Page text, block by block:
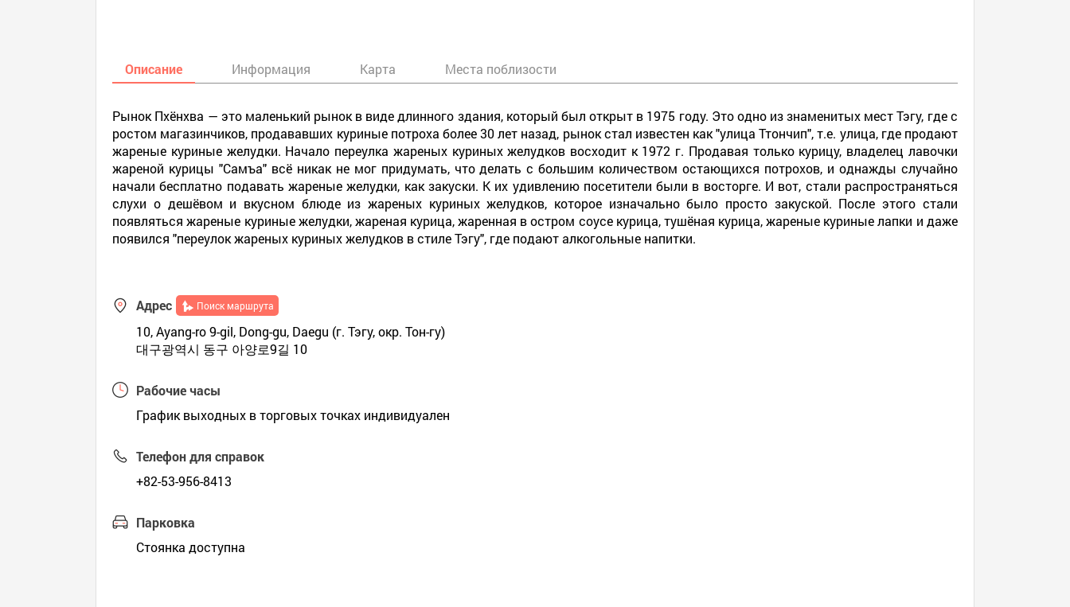
Описание Информация Карта Места поблизости
Рынок Пхёнхва — это маленький рынок в виде длинного здания, который был открыт в 1975 году. Это одно из знаменитых мест Тэгу, где с
ростом магазинчиков, продававших куриные потроха более 30 лет назад, рынок стал известен как "улица Ттончип", т.е. улица, где продают
жареные куриные желудки. Начало переулка жареных куриных желудков восходит к 1972 г. Продавая только курицу, владелец лавочки
жареной курицы "Самъа" всё никак не мог придумать, что делать с большим количеством остающихся потрохов, и однажды случайно
начали бесплатно подавать жареные желудки, как закуски. К их удивлению посетители были в восторге. И вот, стали раcпространяться
слухи о дешёвом и вкусном блюде из жареных куриных желудков, которое изначально было просто закуской. После этого стали
появляться жареные куриные желудки, жареная курица, жаренная в остром соусе курица, тушёная курица, жареные куриные лапки и даже
появился "переулок жареных куриных желудков в стиле Тэгу", где подают алкогольные напитки.
Адрес Поиск маршрута
10, Ayang-ro 9-gil, Dong-gu, Daegu (г. Тэгу, окр. Тон-гу)
대구광역시 동구 아양로9길 10
Рабочие часы
График выходных в торговых точках индивидуален
Телефон для справок
+82-53-956-8413
Парковка
Стоянка доступна